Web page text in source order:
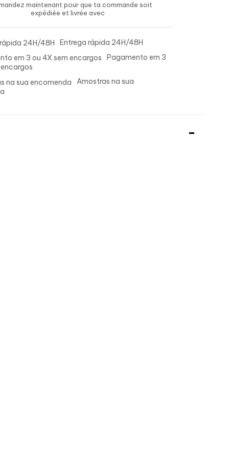
maintenant pour que ta commande soit
expédiée et livréeavec
Entrega rápida 24H/48H
Pagamento em 3
Amostras na sua